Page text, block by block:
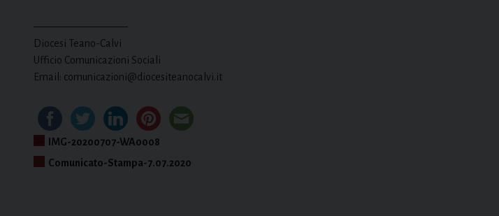
—————————
Diocesi Teano-Calvi
Ufficio Comunicazioni Sociali
Email: comunicazioni@diocesiteanocalvi.it
IMG-20200707-WA0008
Comunicato-Stampa-7.07.2020